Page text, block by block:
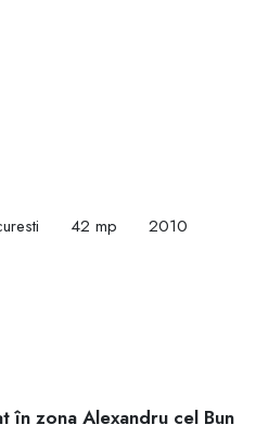
42 mp 2010
în zona Alexandru cel Bun